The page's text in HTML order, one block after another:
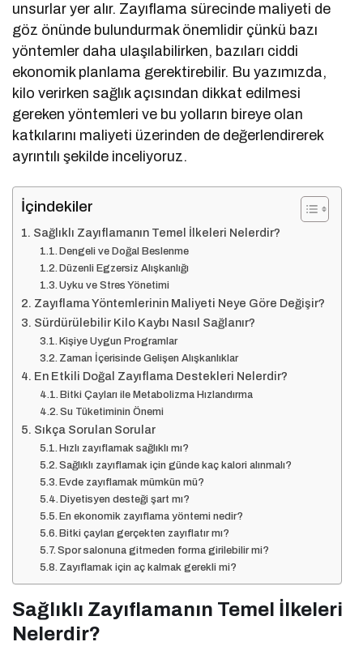
unsurlar yer alır. Zayıflama sürecinde maliyeti de
göz önünde bulundurmak önemlidir çünkü bazı
yöntemler daha ulaşılabilirken, bazıları ciddi
ekonomik planlama gerektirebilir. Bu yazımızda,
kilo verirken sağlık açısından dikkat edilmesi
gereken yöntemleri ve bu yolların bireye olan
katkılarını maliyeti üzerinden de değerlendirerek
ayrıntılı şekilde inceliyoruz.
İçindekiler
Sağlıklı Zayıflamanın Temel İlkeleri Nelerdir?
Dengeli ve Doğal Beslenme
Düzenli Egzersiz Alışkanlığı
Uyku ve Stres Yönetimi
Zayıflama Yöntemlerinin Maliyeti Neye Göre Değişir?
Sürdürülebilir Kilo Kaybı Nasıl Sağlanır?
Kişiye Uygun Programlar
Zaman İçerisinde Gelişen Alışkanlıklar
En Etkili Doğal Zayıflama Destekleri Nelerdir?
Bitki Çayları ile Metabolizma Hızlandırma
Su Tüketiminin Önemi
Sıkça Sorulan Sorular
Hızlı zayıflamak sağlıklı mı?
Sağlıklı zayıflamak için günde kaç kalori alınmalı?
Evde zayıflamak mümkün mü?
Diyetisyen desteği şart mı?
En ekonomik zayıflama yöntemi nedir?
Bitki çayları gerçekten zayıflatır mı?
Spor salonuna gitmeden forma girilebilir mi?
Zayıflamak için aç kalmak gerekli mi?
Sağlıklı Zayıflamanın Temel İlkeleri
Nelerdir?